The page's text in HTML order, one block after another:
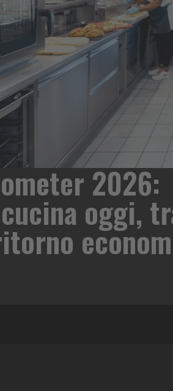
2026:
oggi,